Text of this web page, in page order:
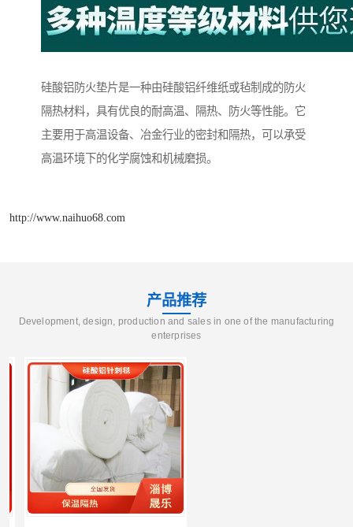
硅酸铝防火垫片是一种由硅酸铝纤维纸或毡制成的防火
隔热材料，具有优良的耐高温、隔热、防火等性能。它
主要用于高温设备、冶金行业的密封和隔热，可以承受
高温环境下的化学腐蚀和机械磨损。
http://www.naihuo68.com
产品推荐
Development, design, production and sales in one of the manufacturing
enterprises